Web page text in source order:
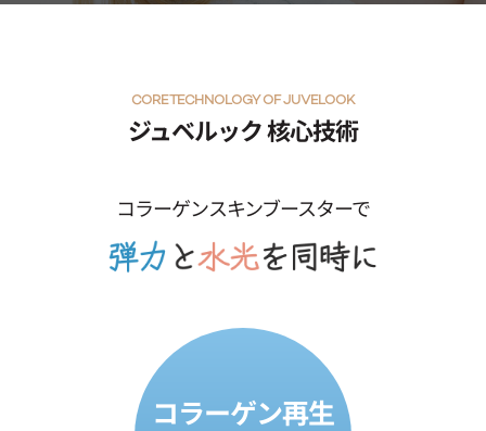
ジュベルック 核心技術
CORE TECHNOLOGY OF JUVELOOK
コラーゲンスキンブースターで
コラーゲン再生